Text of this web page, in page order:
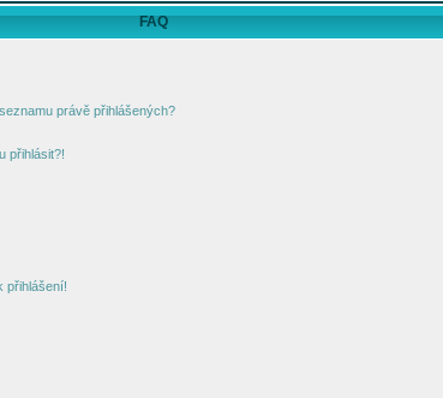
FAQ
právě přihlášených?
přihlásit?!
přihlášení!